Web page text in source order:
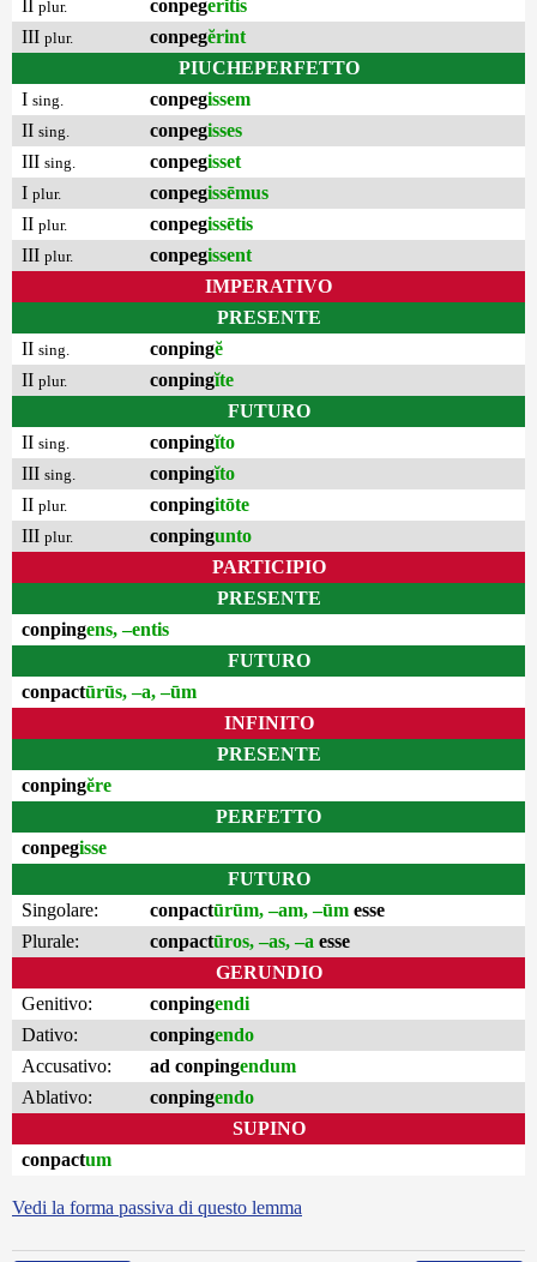
plur. conpegerĭtis
III plur. conpegĕrint
PIUCHEPERFETTO
I sing. conpegissem
II sing. conpegisses
III sing. conpegisset
I plur. conpegissēmus
II plur. conpegissētis
III plur. conpegissent
IMPERATIVO
PRESENTE
II sing. conpingĕ
II plur. conpingĭte
FUTURO
II sing. conpingĭto
III sing. conpingĭto
II plur. conpingitōte
III plur. conpingunto
PARTICIPIO
PRESENTE
conpingens, –entis
FUTURO
conpactūrūs, –a, –ūm
INFINITO
PRESENTE
conpingĕre
PERFETTO
conpegisse
FUTURO
Singolare:
conpactūrūm, –am, –ūm esse
Plurale:
conpactūros, –as, –a esse
GERUNDIO
Genitivo:
conpingendi
Dativo:
conpingendo
Accusativo:
ad conpingendum
Ablativo:
conpingendo
SUPINO
conpactum
Vedi la forma passiva di questo lemma